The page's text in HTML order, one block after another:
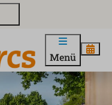
Menü